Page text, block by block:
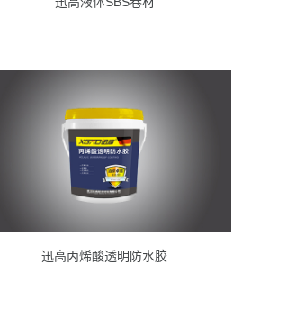
迅高丙烯酸透明防水胶